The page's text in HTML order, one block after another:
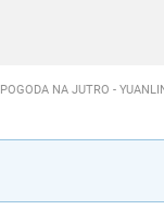
POGODA NA JUTRO -